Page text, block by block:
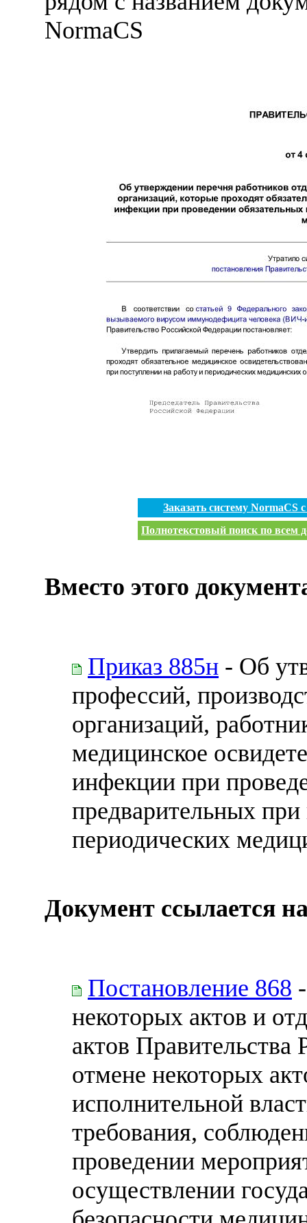
NormaCS
Заказать систему
Полнотекстовый поиск по всем
Вместо этого
Приказ 885н - Об
профессий,
организаций,
медицинское
инфекции при
предварительных
периодических
Документ ссылается
Постановление 868
некоторых актов и
актов
отмене некоторых
исполнительной
требования,
проведении
осуществлении